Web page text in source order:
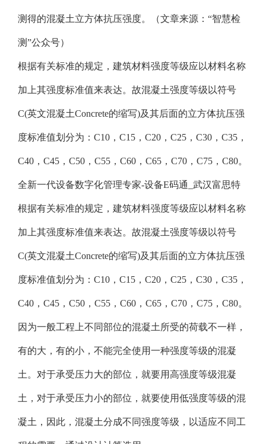
测得的混凝土立方体抗压强度。（文章来源：“智慧检
测”公众号）
根据有关标准的规定，建筑材料强度等级应以材料名称
加上其强度标准值来表达。故混凝土强度等级以符号
C(英文混凝土Concrete的缩写)及其后面的立方体抗压强
度标准值划分为：C10，C15，C20，C25，C30，C35，
C40，C45，C50，C55，C60，C65，C70，C75，C80。
全新一代设备数字化管理专家-设备E码通_武汉富思特
根据有关标准的规定，建筑材料强度等级应以材料名称
加上其强度标准值来表达。故混凝土强度等级以符号
C(英文混凝土Concrete的缩写)及其后面的立方体抗压强
度标准值划分为：C10，C15，C20，C25，C30，C35，
C40，C45，C50，C55，C60，C65，C70，C75，C80。
因为一般工程上不同部位的混凝土所受的荷载不一样，
有的大，有的小，不能完全使用一种强度等级的混凝
土。对于承受压力大的部位，就要用高强度等级混凝
土，对于承受压力小的部位，就要使用低强度等级的混
凝土，因此，混凝土分成不同强度等级，以适应不同工